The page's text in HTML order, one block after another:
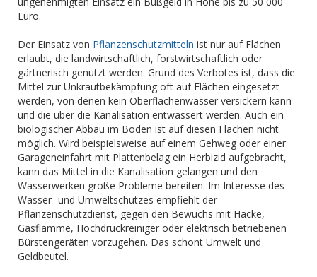
Euro.
Der Einsatz von Pflanzenschutzmitteln ist nur auf Flächen
erlaubt, die landwirtschaftlich, forstwirtschaftlich oder
gärtnerisch genutzt werden. Grund des Verbotes ist, dass die
Mittel zur Unkrautbekämpfung oft auf Flächen eingesetzt
werden, von denen kein Oberflächenwasser versickern kann
und die über die Kanalisation entwässert werden. Auch ein
biologischer Abbau im Boden ist auf diesen Flächen nicht
möglich. Wird beispielsweise auf einem Gehweg oder einer
Garageneinfahrt mit Plattenbelag ein Herbizid aufgebracht,
kann das Mittel in die Kanalisation gelangen und den
Wasserwerken große Probleme bereiten. Im Interesse des
Wasser- und Umweltschutzes empfiehlt der
Pflanzenschutzdienst, gegen den Bewuchs mit Hacke,
Gasflamme, Hochdruckreiniger oder elektrisch betriebenen
Bürstengeräten vorzugehen. Das schont Umwelt und
Geldbeutel.